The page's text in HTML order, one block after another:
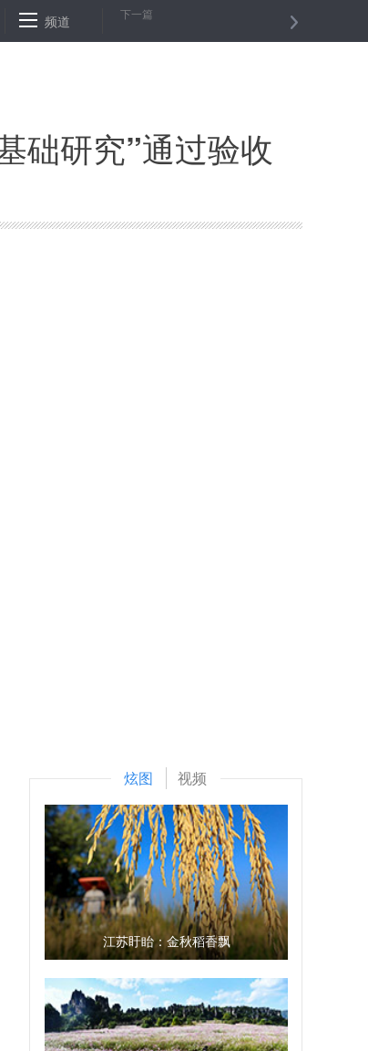
伦：一位科技传奇人物的谢幕 东京股市小幅回落
频道 下一篇
础研究”通过验收
炫图 视频
江苏盱眙：金秋稻香飘